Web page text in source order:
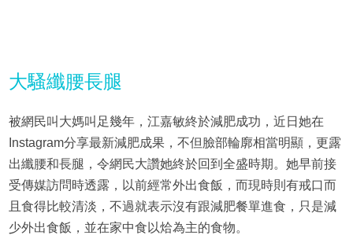
大騷纖腰長腿
被網民叫大媽叫足幾年，江嘉敏終於減肥成功，近日她在
Instagram分享最新減肥成果，不但臉部輪廓相當明顯，更露
出纖腰和長腿，令網民大讚她終於回到全盛時期。她早前接
受傳媒訪問時透露，以前經常外出食飯，而現時則有戒口而
且食得比較清淡，不過就表示沒有跟減肥餐單進食，只是減
少外出食飯，並在家中食以烚為主的食物。